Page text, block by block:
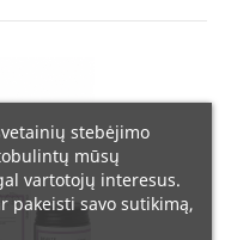
stebėjimo
mūsų
vartotojų interesus.
pakeisti savo sutikimą,